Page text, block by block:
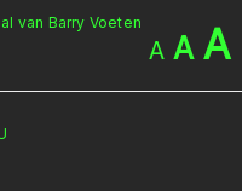
van Barry Voeten
A A A